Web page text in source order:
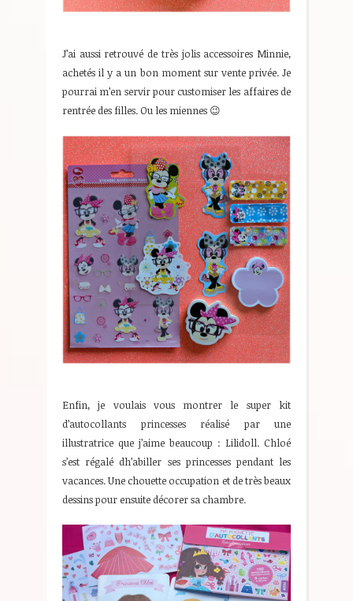
J’ai aussi retrouvé de très jolis accessoires Minnie,
achetés il y a un bon moment sur vente privée. Je
pourrai m’en servir pour customiser les affaires de
rentrée des filles. Ou les miennes 😉
Enfin, je voulais vous montrer le super kit
d’autocollants princesses réalisé par une
illustratrice que j’aime beaucoup : Lilidoll. Chloé
s’est régalé dh’abiller ses princesses pendant les
vacances. Une chouette occupation et de très beaux
dessins pour ensuite décorer sa chambre.